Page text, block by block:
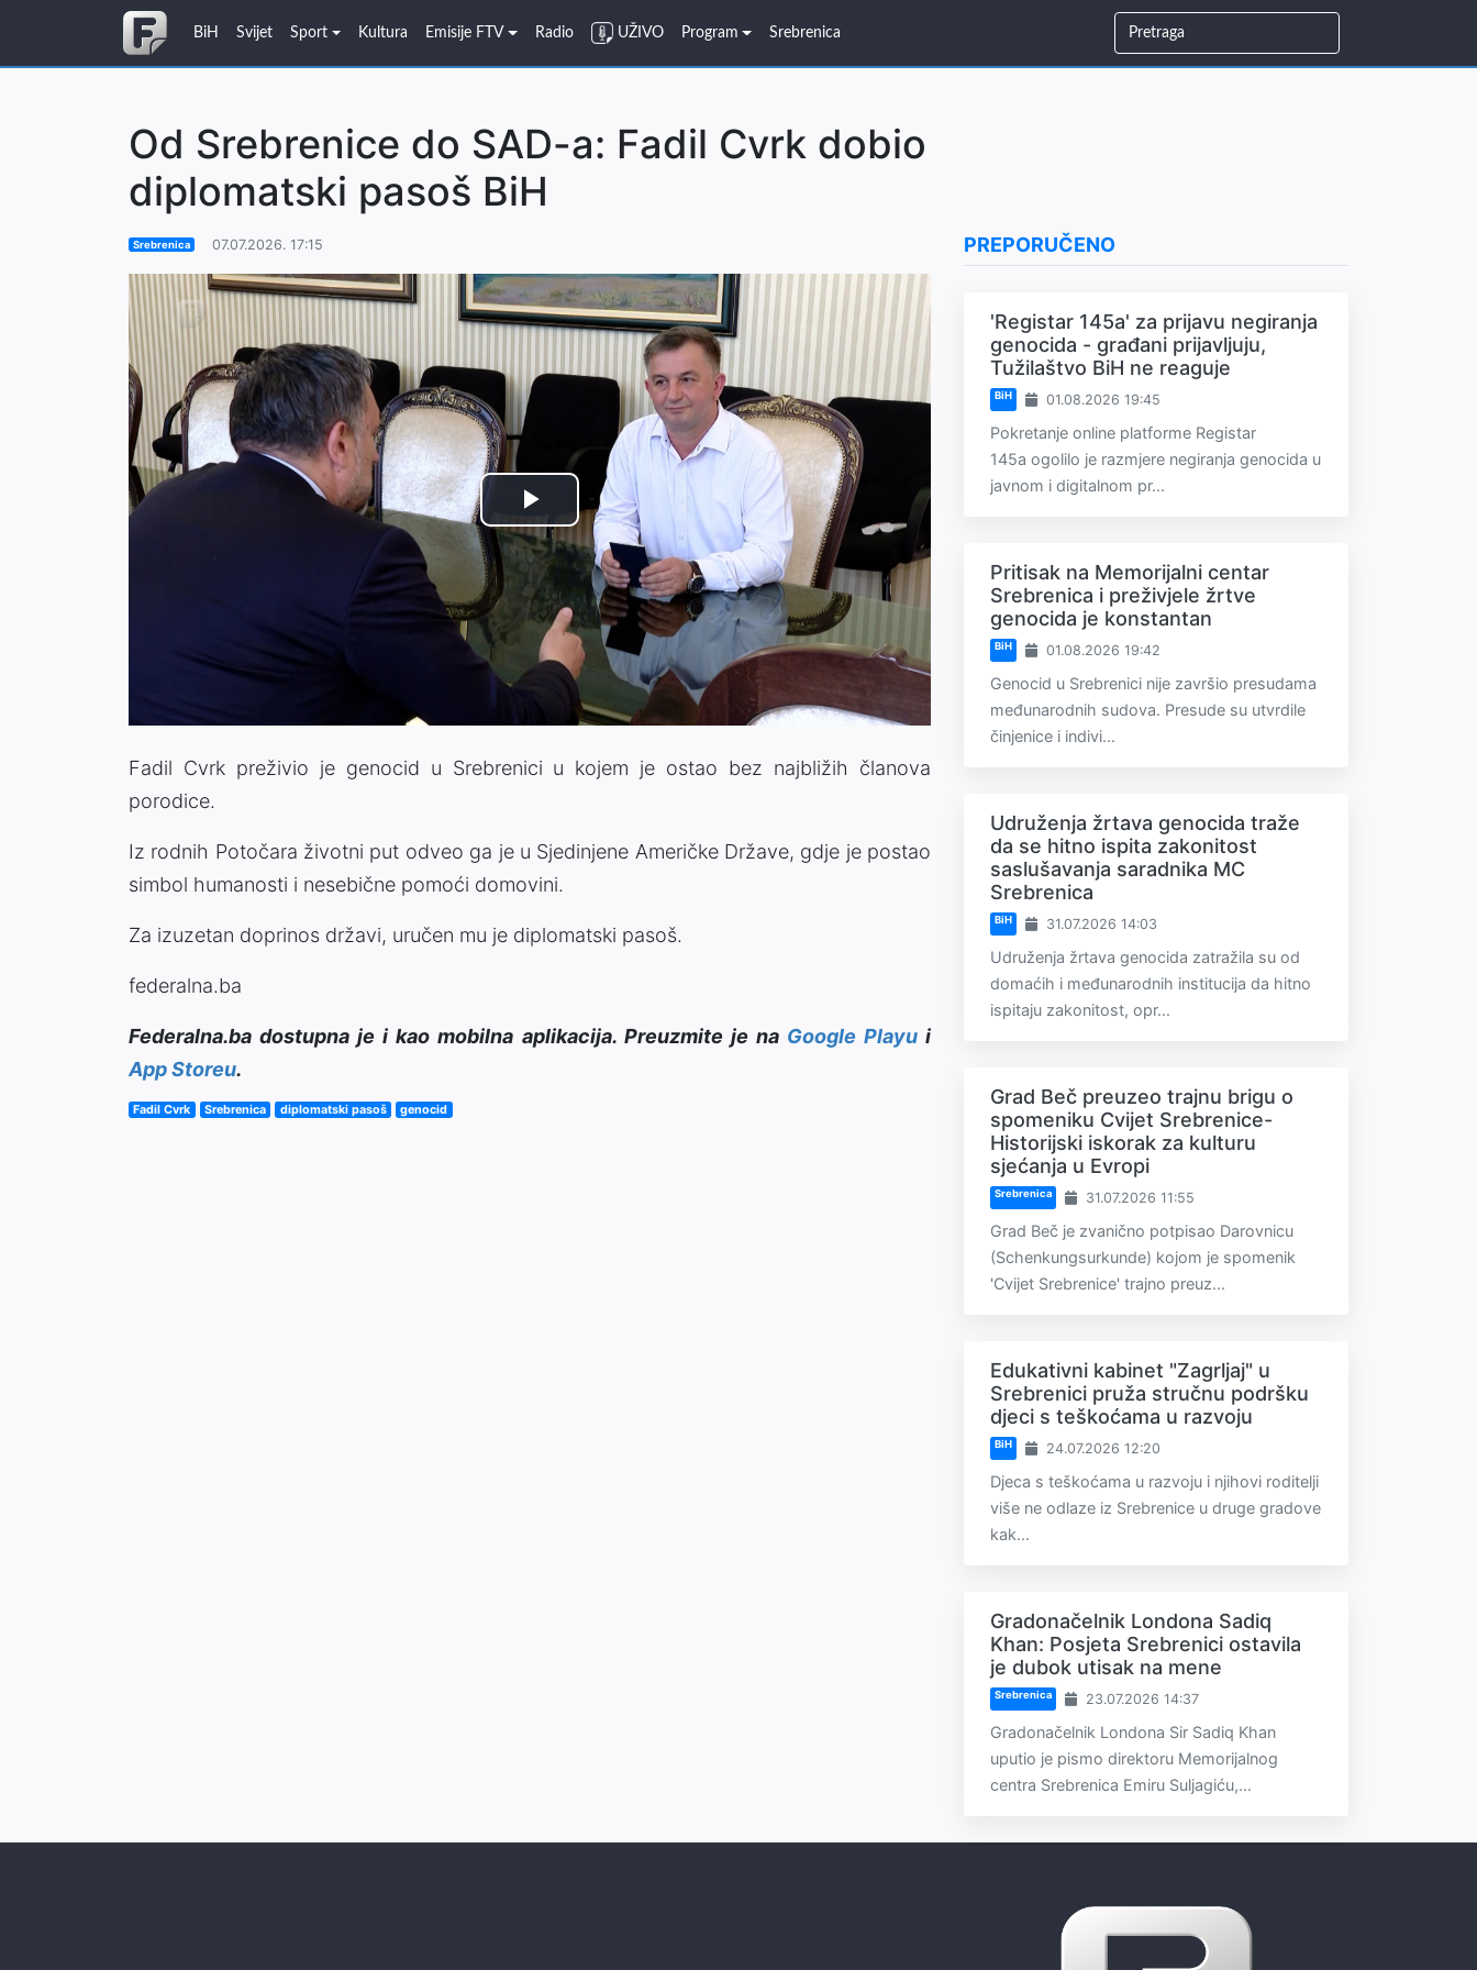
BiH Svijet Sport Kultura Emisije FTV Radio UŽIVO Program Srebrenica
Od Srebrenice do SAD-a: Fadil Cvrk dobio
diplomatski pasoš BiH
Srebrenica 07.07.2026. 17:15
Play
Video
Fadil Cvrk preživio je genocid u Srebrenici u kojem je ostao bez najbližih članova
porodice.
Iz rodnih Potočara životni put odveo ga je u Sjedinjene Američke Države, gdje je postao
simbol humanosti i nesebične pomoći domovini.
Za izuzetan doprinos državi, uručen mu je diplomatski pasoš.
federalna.ba
Federalna.ba dostupna je i kao mobilna aplikacija. Preuzmite je na Google Playui
App Storeu.
Fadil Cvrk Srebrenica diplomatski pasoš genocid
PREPORUČENO
'Registar 145a' za prijavu negiranja
genocida - građani prijavljuju,
Tužilaštvo BiH ne reaguje
BiH 01.08.2026 19:45
Pokretanje online platforme Registar
145a ogolilo je razmjere negiranja genocida u
javnom i digitalnom pr...
Pritisak na Memorijalni centar
Srebrenica i preživjele žrtve
genocida je konstantan
BiH 01.08.2026 19:42
Genocid u Srebrenici nije završio presudama
međunarodnih sudova. Presude su utvrdile
činjenice i indivi...
Udruženja žrtava genocida traže
da se hitno ispita zakonitost
saslušavanja saradnika MC
Srebrenica
BiH 31.07.2026 14:03
Udruženja žrtava genocida zatražila su od
domaćih i međunarodnih institucija da hitno
ispitaju zakonitost, opr...
Grad Beč preuzeo trajnu brigu o
spomeniku Cvijet Srebrenice-
Historijski iskorak za kulturu
sjećanja u Evropi
Srebrenica 31.07.2026 11:55
Grad Beč je zvanično potpisao Darovnicu
(Schenkungsurkunde) kojom je spomenik
'Cvijet Srebrenice' trajno preuz...
Edukativni kabinet "Zagrljaj" u
Srebrenici pruža stručnu podršku
djeci s teškoćama u razvoju
BiH 24.07.2026 12:20
Djeca s teškoćama u razvoju i njihovi roditelji
više ne odlaze iz Srebrenice u druge gradove
kak...
Gradonačelnik Londona Sadiq
Khan: Posjeta Srebrenici ostavila
je dubok utisak na mene
Srebrenica 23.07.2026 14:37
Gradonačelnik Londona Sir Sadiq Khan
uputio je pismo direktoru Memorijalnog
centra Srebrenica Emiru Suljagiću,...